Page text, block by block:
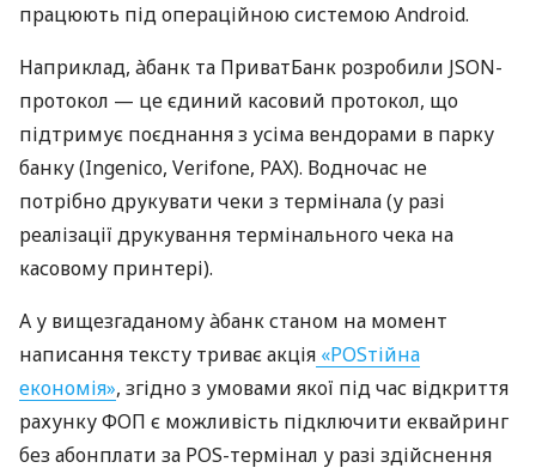
працюють під операційною системою Android.
Наприклад, àбанк та ПриватБанк розробили JSON-
протокол — це єдиний касовий протокол, що
підтримує поєднання з усіма вендорами в парку
банку (Ingenico, Verifone, PAX). Водночас не
потрібно друкувати чеки з термінала (у разі
реалізації друкування термінального чека на
касовому принтері).
А у вищезгаданому àбанк станом на момент
написання тексту триває акція «POSтійна
економія», згідно з умовами якої під час відкриття
рахунку ФОП є можливість підключити еквайринг
без абонплати за POS-термінал у разі здійснення